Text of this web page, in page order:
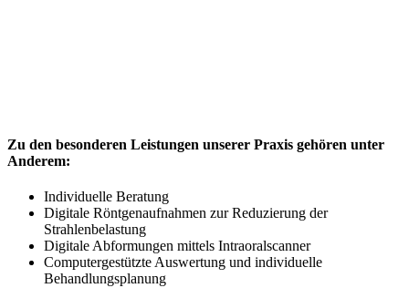
Zu den besonderen Leistungen unserer Praxis gehören unter
Anderem:
Individuelle Beratung
Digitale Röntgenaufnahmen zur Reduzierung der
Strahlenbelastung
Digitale Abformungen mittels Intraoralscanner
Computergestützte Auswertung und individuelle
Behandlungsplanung